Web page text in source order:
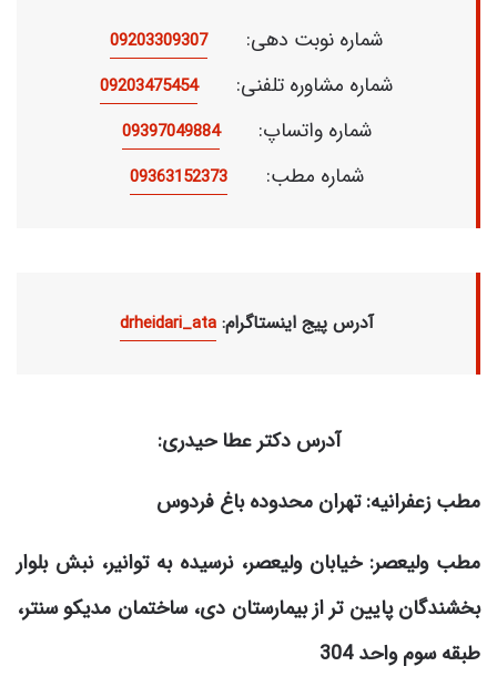
شماره نوبت دهی:09203309307
شماره مشاوره تلفنی:09203475454
شماره واتساپ:09397049884
شماره مطب:09363152373
drheidari_ata :آدرس پیج اینستاگرام
آدرس دکتر عطا حیدری:
مطب زعفرانیه: تهران محدوده باغ فردوس
مطب ولیعصر: خیابان ولیعصر، نرسیده به توانیر، نبش بلوار
بخشندگان پایین تر از بیمارستان دی، ساختمان مدیکو سنتر،
طبقه سوم واحد 304